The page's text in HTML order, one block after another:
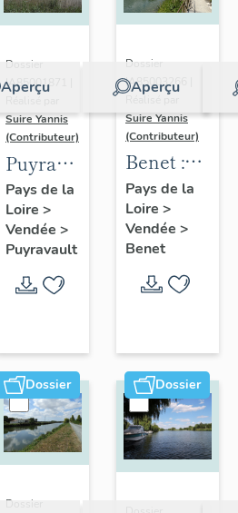
Aperçu
Dossier
IA85001871 |
Suire Yannis
(Contributeur)
Puyravault
:
présentation
de la
commune
Pays de la
Loire >
Vendée >
Puyravault
Aperçu
Dossier
IA85003266 |
Suire Yannis
(Contributeur)
Benet :
présentation
de la
commune
Pays de la
Loire >
Vendée >
Benet
Dossier
Dossier
Dossier